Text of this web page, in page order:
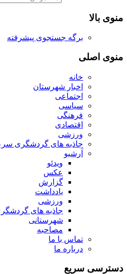
منوی بالا
برگه جستجوی پیشرفته
منوی اصلی
خانه
اخبار شهرستان
اجتماعی
سیاسی
فرهنگی
اقتصادی
ورزشی
جاذبه های گردشگری
آرشیو
ویدئو
عکس
گزارش
یادداشت
ورزشی
جاذبه های
شهرستانی
مصاحبه
تماس با ما
درباره ما
دسترسی سریع